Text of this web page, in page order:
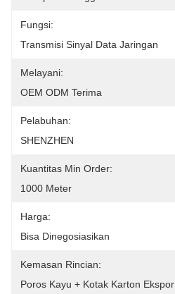
Fungsi:
Transmisi Sinyal Data Jaringan
Melayani:
OEM ODM Terima
Pelabuhan:
SHENZHEN
Kuantitas Min Order:
1000 Meter
Harga:
Bisa Dinegosiasikan
Kemasan Rincian:
Poros Kayu + Kotak Karton Ekspor